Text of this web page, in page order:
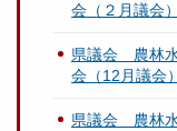
会（２月議会）
県議会 農林水
会（12月議会
県議会 農林水